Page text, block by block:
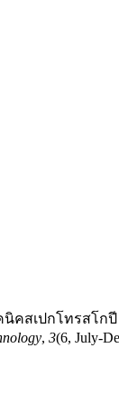
สเปกโทรสโกปี
, 3(6, July-